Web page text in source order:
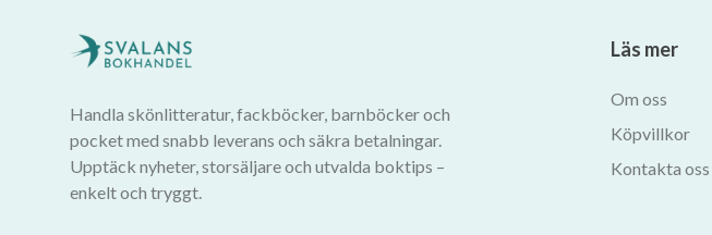
Handla skönlitteratur, fackböcker, barnböcker och
pocket med snabb leverans och säkra betalningar.
Upptäck nyheter, storsäljare och utvalda boktips –
enkelt och tryggt.
Läs mer
Om oss
Köpvillkor
Kontakta oss